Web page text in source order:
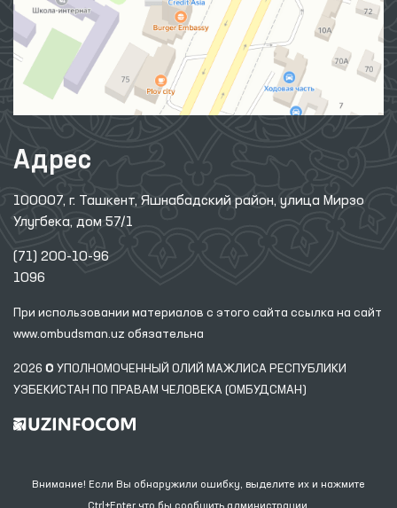
Адрес
100007, г. Ташкент, Яшнабадский район, улица Мирзо
Улугбека, дом 57/1
(71) 200-10-96
1096
При использовании материалов с этого сайта ссылка на сайт
www.ombudsman.uz обязательна
2026 © УПОЛНОМОЧЕННЫЙ ОЛИЙ МАЖЛИСА РЕСПУБЛИКИ
УЗБЕКИСТАН ПО ПРАВАМ ЧЕЛОВЕКА (ОМБУДСМАН)
Внимание! Если Вы обнаружили ошибку, выделите их и нажмите